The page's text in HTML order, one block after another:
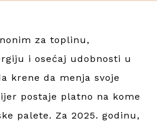
za toplinu,
i osećaj udobnosti u
krene da menja svoje
postaje platno na kome
palete. Za 2025. godinu,